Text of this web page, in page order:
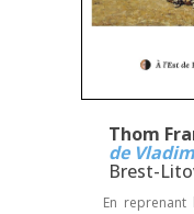
Thom
de
Brest-
En